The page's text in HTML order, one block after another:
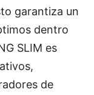
garantiza un
dentro
SLIM es
de